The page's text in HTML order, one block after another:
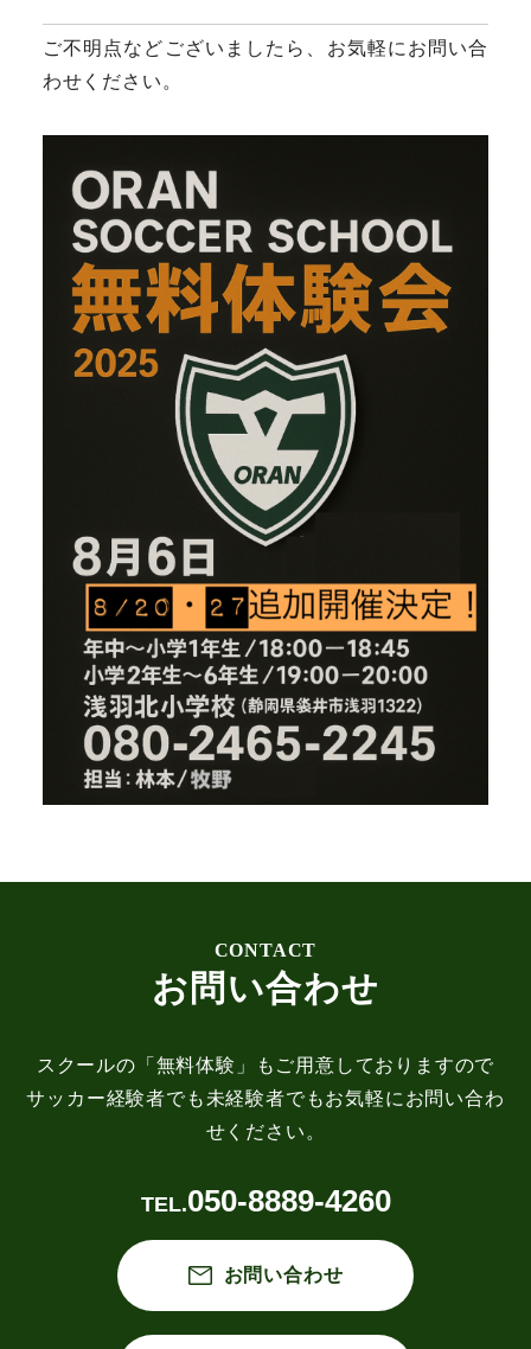
ご不明点などございましたら、お気軽にお問い合
わせください。
お問い合わせ
スクールの「無料体験」もご用意しておりますので
サッカー経験者でも未経験者でもお気軽にお問い合わ
せください。
050-8889-4260
お問い合わせ